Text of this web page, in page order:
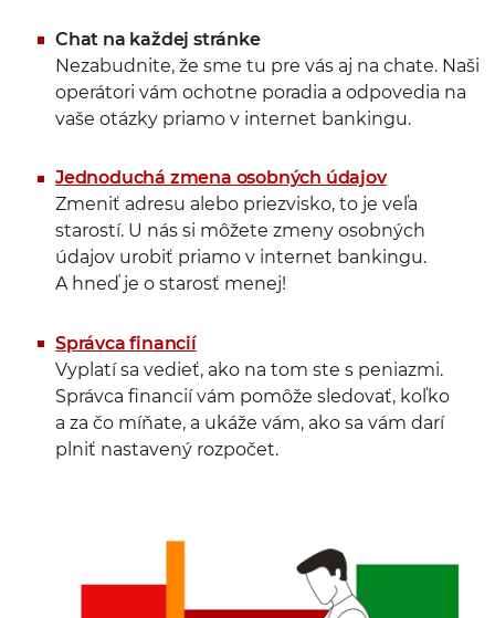
Chat na každej stránke
Nezabudnite, že sme tu pre vás aj na chate. Naši
operátori vám ochotne poradia a odpovedia na
vaše otázky priamo v internet bankingu.
Jednoduchá zmena osobných údajov
Zmeniť adresu alebo priezvisko, to je veľa
starostí. U nás si môžete zmeny osobných
údajov urobiť priamo v internet bankingu.
A hneď je o starosť menej!
Správca financií
Vyplatí sa vedieť, ako na tom ste s peniazmi.
Správca financií vám pomôže sledovať, koľko
a za čo míňate, a ukáže vám, ako sa vám darí
plniť nastavený rozpočet.